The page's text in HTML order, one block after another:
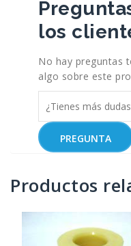
los
No hay preguntas
algo sobre este
Productos